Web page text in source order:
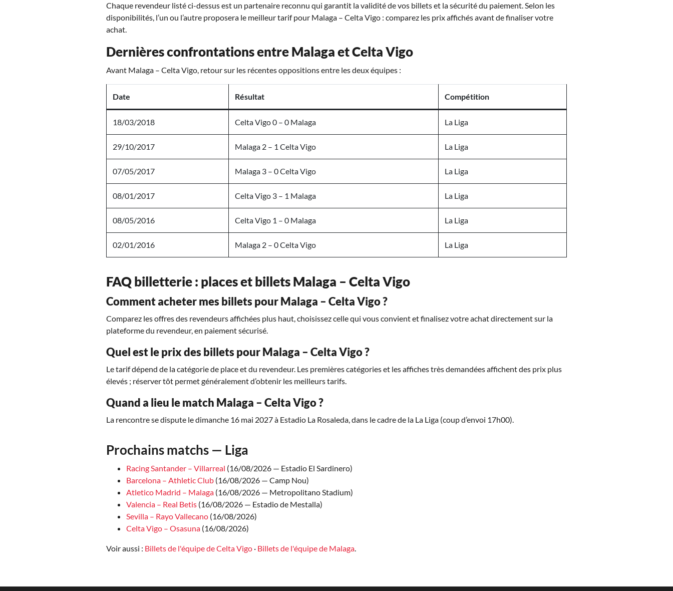
Chaque revendeur listé ci-dessus est un partenaire reconnu qui garantit la validité de vos billets et la sécurité du paiement. Selon les
disponibilités, l’un ou l’autre proposera le meilleur tarif pour Malaga – Celta Vigo : comparez les prix affichés avant de finaliser votre
achat.
Dernières confrontations entre Malaga et Celta Vigo
Avant Malaga – Celta Vigo, retour sur les récentes oppositions entre les deux équipes :
Date Résultat Compétition
18/03/2018 Celta Vigo 0 – 0 Malaga La Liga
29/10/2017 Malaga 2 – 1 Celta Vigo La Liga
07/05/2017 Malaga 3 – 0 Celta Vigo La Liga
08/01/2017 Celta Vigo 3 – 1 Malaga La Liga
08/05/2016 Celta Vigo 1 – 0 Malaga La Liga
02/01/2016 Malaga 2 – 0 Celta Vigo La Liga
FAQ billetterie : places et billets Malaga – Celta Vigo
Comment acheter mes billets pour Malaga – Celta Vigo ?
Comparez les offres des revendeurs affichées plus haut, choisissez celle qui vous convient et finalisez votre achat directement sur la
plateforme du revendeur, en paiement sécurisé.
Quel est le prix des billets pour Malaga – Celta Vigo ?
Le tarif dépend de la catégorie de place et du revendeur. Les premières catégories et les affiches très demandées affichent des prix plus
élevés ; réserver tôt permet généralement d’obtenir les meilleurs tarifs.
Quand a lieu le match Malaga – Celta Vigo ?
La rencontre se dispute le dimanche 16 mai 2027 à Estadio La Rosaleda, dans le cadre de la La Liga (coup d’envoi 17h00).
Prochains matchs — Liga
Racing Santander – Villarreal (16/08/2026 — Estadio El Sardinero)
Barcelona – Athletic Club (16/08/2026 — Camp Nou)
Atletico Madrid – Malaga (16/08/2026 — Metropolitano Stadium)
Valencia – Real Betis (16/08/2026 — Estadio de Mestalla)
Sevilla – Rayo Vallecano (16/08/2026)
Celta Vigo – Osasuna (16/08/2026)
Voir aussi : Billets de l'équipe de Celta Vigo · Billets de l'équipe de Malaga.